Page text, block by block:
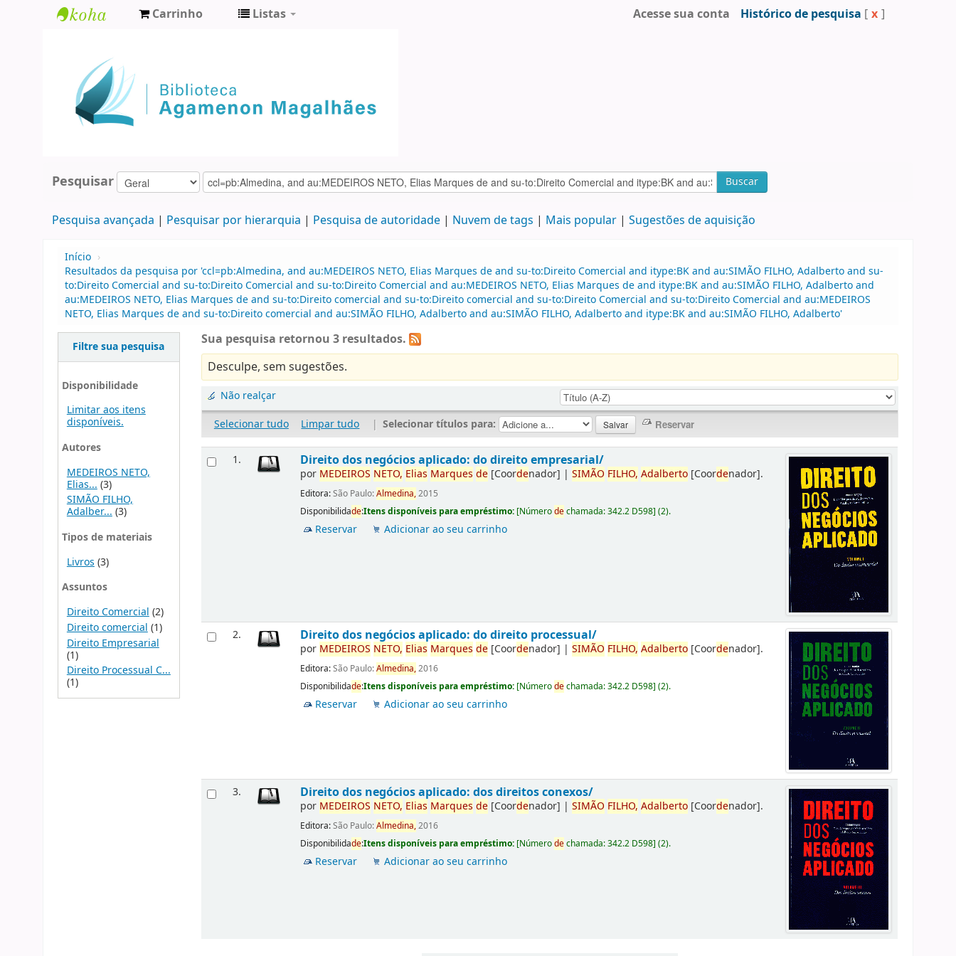
Agamenon
Magalhães
Carrinho Listas Acesse sua conta Histórico de pesquisa [ x ]
Pesquisar Buscar
Pesquisa avançada Pesquisar por hierarquia Pesquisa de autoridade Nuvem de tags Mais popular Sugestões de aquisição
Início ›
Resultados da pesquisa por 'ccl=pb:Almedina, and au:MEDEIROS NETO, Elias Marques de and su-to:Direito Comercial and itype:BK and au:SIMÃO FILHO, Adalberto and su-
to:Direito Comercial and su-to:Direito Comercial and su-to:Direito Comercial and au:MEDEIROS NETO, Elias Marques de and itype:BK and au:SIMÃO FILHO, Adalberto and
au:MEDEIROS NETO, Elias Marques de and su-to:Direito comercial and su-to:Direito comercial and su-to:Direito Comercial and su-to:Direito Comercial and au:MEDEIROS
NETO, Elias Marques de and su-to:Direito comercial and au:SIMÃO FILHO, Adalberto and au:SIMÃO FILHO, Adalberto and itype:BK and au:SIMÃO FILHO, Adalberto'
Filtre sua pesquisa
Disponibilidade
Limitar aos itens
disponíveis.
Autores
MEDEIROS NETO,
Elias... (3)
SIMÃO FILHO,
Adalber...(3)
Tipos de materiais
Livros (3)
Assuntos
Direito Comercial (2)
Direito comercial (1)
Direito Empresarial
(1)
Direito Processual C...
(1)
Sua pesquisa retornou 3 resultados.
Desculpe, sem sugestões.
Não realçar
Selecionar tudo
Limpar tudo | Selecionar títulos para:
1. Direito dos negócios aplicado: do direito empresarial/
por MEDEIROS NETO, Elias Marques de [Coordenador] |SIMÃO FILHO, Adalberto [Coordenador].
Editora:São Paulo:Almedina,2015
Disponibilidade:Itens disponíveis para empréstimo: [Númerodechamada:342.2 D598](2).
Reservar Adicionar ao seu carrinho
2. Direito dos negócios aplicado: do direito processual/
por MEDEIROS NETO, Elias Marques de [Coordenador] |SIMÃO FILHO, Adalberto [Coordenador].
Editora:São Paulo:Almedina,2016
Disponibilidade:Itens disponíveis para empréstimo: [Númerodechamada:342.2 D598](2).
Reservar Adicionar ao seu carrinho
3. Direito dos negócios aplicado: dos direitos conexos/
por MEDEIROS NETO, Elias Marques de [Coordenador] |SIMÃO FILHO, Adalberto [Coordenador].
Editora:São Paulo:Almedina,2016
Disponibilidade:Itens disponíveis para empréstimo: [Númerodechamada:342.2 D598](2).
Reservar Adicionar ao seu carrinho